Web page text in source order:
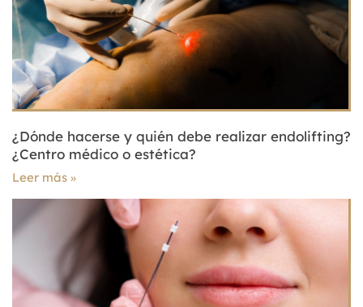
¿Dónde hacerse y quién debe realizar endolifting?
¿Centro médico o estética?
Leer más